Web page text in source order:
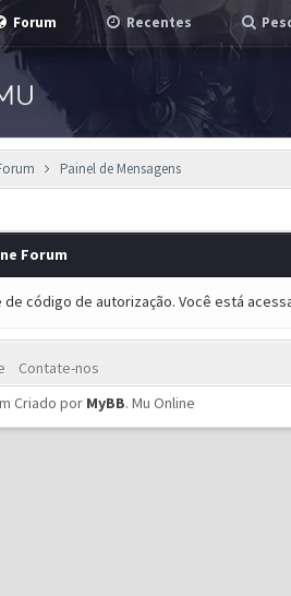
Forum Recentes
Painel de Mensagens
Forum
código de autorização. Você está
Contate-nos
Criado por MyBB.Mu Online